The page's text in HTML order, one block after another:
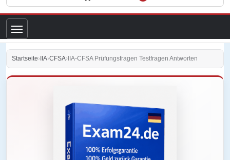
Startseite› IIA›CFSA› IIA-CFSA Prüfungsfragen Testfragen Antworten